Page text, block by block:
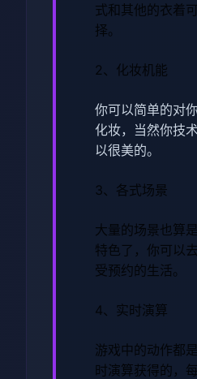
式和其他的衣着
择。
2、化妆机能
你可以简单的对
化妆，当然你技
以很美的。
3、各式场景
大量的场景也算
特色了，你可以
受预约的生活。
4、实时演算
游戏中的动作都
时演算获得的，